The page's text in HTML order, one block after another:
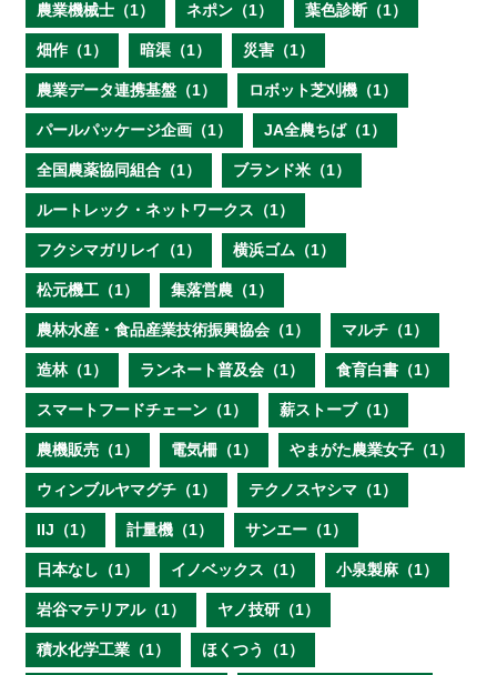
農業機械士（1） ネポン（1） 葉色診断（1）
畑作（1） 暗渠（1） 災害（1）
農業データ連携基盤（1） ロボット芝刈機（1）
パールパッケージ企画（1） JA全農ちば（1）
全国農薬協同組合（1） ブランド米（1）
ルートレック・ネットワークス（1）
フクシマガリレイ（1） 横浜ゴム（1）
松元機工（1） 集落営農（1）
農林水産・食品産業技術振興協会（1） マルチ（1）
造林（1） ランネート普及会（1） 食育白書（1）
スマートフードチェーン（1） 薪ストーブ（1）
農機販売（1） 電気柵（1） やまがた農業女子（1）
ウィンブルヤマグチ（1） テクノスヤシマ（1）
IIJ（1） 計量機（1） サンエー（1）
日本なし（1） イノベックス（1） 小泉製麻（1）
岩谷マテリアル（1） ヤノ技研（1）
積水化学工業（1） ほくつう（1）